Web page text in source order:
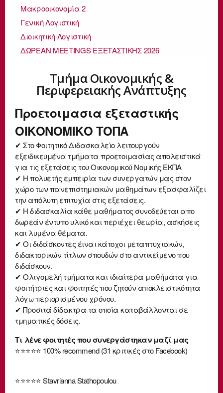
Μακροοικονομία 2
Γενική Λογιστική
Διοικητική Λογιστική
ΔΩΡΕΑΝ MEETINGS ΕΞΕΤΑΣΤΙΚΗΣ 2026
Τμήμα Οικονομικής &
Περιφερειακής Ανάπτυξης
Προετοιμασια εξεταστικής
ΟΙΚΟΝΟΜΙΚΟ ΤΟΠΑ
✔ Στο Φοιτητικό Διδασκαλείο λειτουργούν
εξειδικευμένα τμήματα προετοιμασίας απολειστικά
για τις εξετάσεις του Οικονομικού Νομικής ΕΚΠΑ
✔ Η πολυετής εμπειρία των συνεργατών μας στον
χώρο των πανεπιστημιακών μαθημάτων εξασφαλίζει
την απόλυτη επιτυχία στις εξετάσεις.
✔ Η διδασκαλία κάθε μαθήματος συνοδεύεται απο
δωρεάν έντυπο υλικό και περιέχει θεωρία, ασκήσεις
και λυμένα θέματα.
✔ Οι διδάσκοντες έιναι κάτοχοι μεταπτυχιακών,
διδακτορικών τίτλων σπουδών στο αντικείμενο που
διδάσκουν.
✔ Ολιγομελή τμήματα και ιδιαίτερα μαθήματα για
φοιτήτριες και φοιτητές που ζητούν αποκλειστικότητα
λόγω περιορισμένου χρόνου.
✔ Προσιτά δίδακτρα τα οποία καταβάλλονται σε
τμηματικές δόσεις.
Τι λένε φοιτητές που συνεργάστηκαν μαζί μας
⭐⭐⭐⭐⭐ 100% recommend (31 κριτικές στο Facebook)
⭐⭐⭐⭐⭐ Stavrianna Stathopoulou